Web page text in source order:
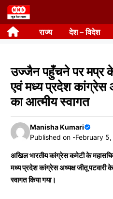
Skip
to
content राज्य देश – विदेश
उज्जैन पहुँचने पर मप्र के
एवं मध्य प्रदेश कांग्रेस
का आत्मीय स्वागत
Manisha Kumari
Published on -February
अखिल भारतीय कांग्रेस कमेटी के
मध्य प्रदेश कांग्रेस अध्यक्ष जीतू पटवारी
स्वागत किया गया।